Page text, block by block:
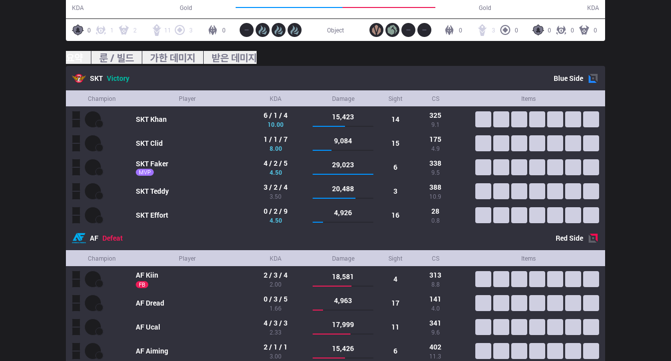
KDA Gold Gold KDA
0 1 2 11 3 0 0 0 0
3 0
0
Object
룬 / 빌드 가한 데미지 받은 데미지
SKT Victory BlueSide
Champion Player KDA Damage Sight CS Items
SKT Khan 6 / 1 / 4
10.00
15,423 14 325
9.1
SKTClid 1 / 1 / 7
8.00
9,084 15 175
4.9
SKT Faker
MVP
4 / 2 / 5
4.50
29,023 6 338
9.5
SKTTeddy 3 / 2 / 4
3.50
20,488 3 388
10.9
SKT Effort 0 / 2 / 9
4.50
4,926 16 28
0.8
AF Defeat RedSide
Champion Player KDA Damage Sight CS Items
AF Kiin
FB
2 / 3 / 4
2.00
18,581 4 313
8.8
AF Dread 0 / 3 / 5
1.66
4,963 17 141
4.0
AFUcal 4 / 3 / 3
2.33
17,999 11 341
9.6
AFAiming 2 / 1 / 1
3.00
15,426 6 402
11.3